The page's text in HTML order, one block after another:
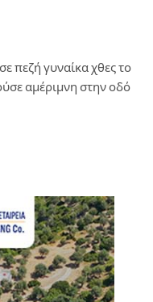
πεζή γυναίκα χθες το
αμέριμνη στην οδό